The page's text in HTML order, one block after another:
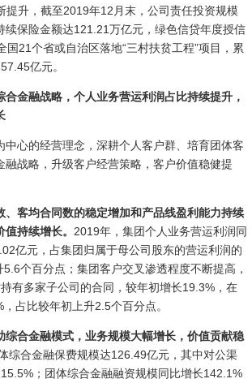
提升，截至2019年12月末，公司责任投资规模
续保险金额达121.21万亿元，绿色信贷年度授信
国21个省或自治区落地“三村扶贫工程”项目，累
亿元。
合金融战略，个人业务营运利润占比持续提升，
中心的经营理念，深耕个人客户群、培育团体客
融战略，升级客户经营策略，客户价值稳健提
、客均合同数的稳定增加和产品线盈利能力持续
持续增长。 2019年，集团个人业务营运利润同
亿元，占集团归属于母公司股东的营运利润的
个百分点；集团客户交叉渗透程度不断提高，
有多家子公司的合同，较年初增长19.3%，在
占比较年初上升2.5个百分点。
综合金融模式，业务规模大幅增长，价值贡献稳
综合金融保费规模达126.49亿元，其中对公渠
；团体综合金融融资规模同比增长142.1%